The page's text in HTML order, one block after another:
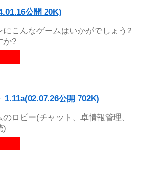
公開 20K)
にこんなゲームはいかがでしょう?
か?
1.11a(02.07.26公開 702K)
ロビー(チャット、卓情報管理、
)